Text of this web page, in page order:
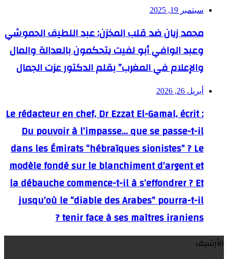
سبتمبر 19, 2025
محمد زيان ضد قلب المخزن: عبد اللطيف الحموشي
وعبد الوافي أبو لفيت يتحكمون بالعدالة والمال
والإعلام في المغرب” بقلم الدكتور عزت الجمال
أبريل 26, 2026
Le rédacteur en chef, Dr Ezzat El-Gamal, écrit :
Du pouvoir à l’impasse… que se passe-t-il
dans les Émirats “hébraïques sionistes” ? Le
modèle fondé sur le blanchiment d’argent et
la débauche commence-t-il à s’effondrer ? Et
jusqu’où le “diable des Arabes” pourra-t-il
tenir face à ses maîtres iraniens ?
الأرشيف